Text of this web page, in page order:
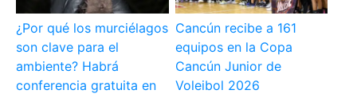
¿Por qué los murciélagos
son clave para el
ambiente? Habrá
conferencia gratuita en
Cancún recibe a 161
equipos en la Copa
Cancún Junior de
Voleibol 2026